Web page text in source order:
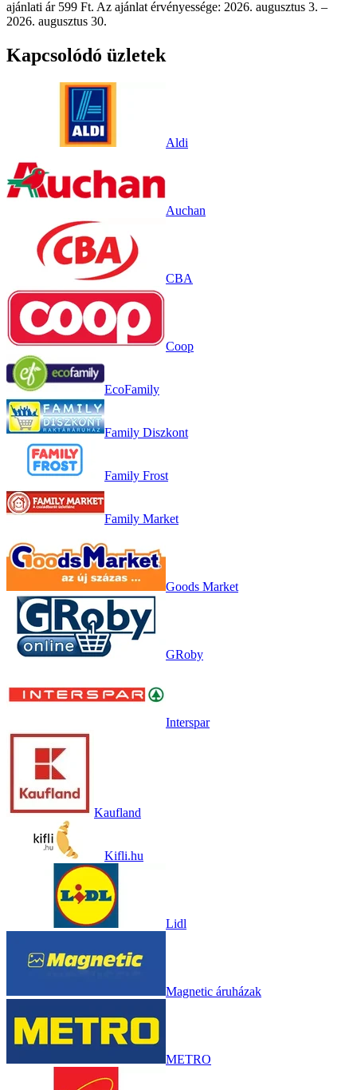
ajánlati ár 599 Ft. Az ajánlat érvényessége: 2026. augusztus 3. –
2026. augusztus 30.
Kapcsolódó üzletek
Aldi
Auchan
CBA
Coop
EcoFamily
Family Diszkont
Family Frost
Family Market
Goods Market
GRoby
Interspar
Kaufland
Kifli.hu
Lidl
Magnetic áruházak
METRO